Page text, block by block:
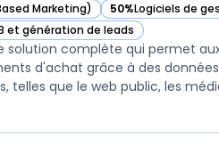
Marketing)
cette catégorie 50%Logiciels de
— voir Foundry
et génération de leads
cette catégorie
solution complète qui permet
d'achat grâce à des
telles que le web public, les